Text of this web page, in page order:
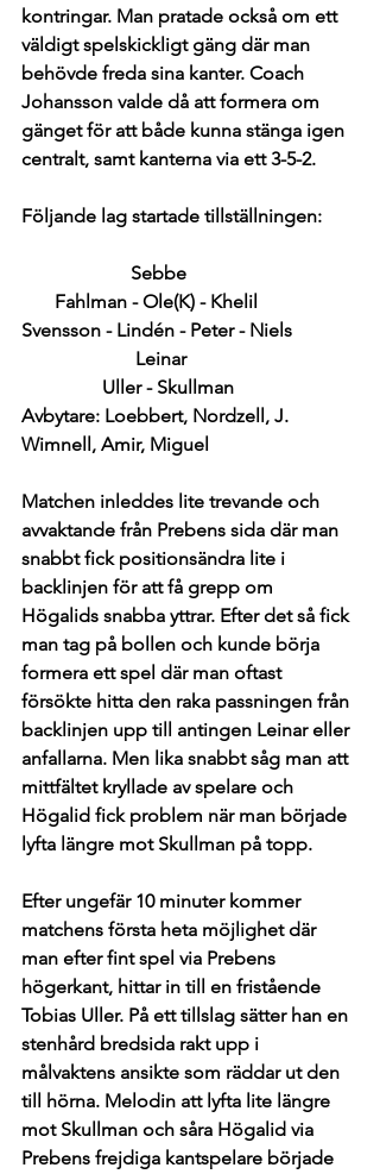
kontringar. Man pratade också om ett
väldigt spelskickligt gäng där man
behövde freda sina kanter. Coach
Johansson valde då att formera om
gänget för att både kunna stänga igen
centralt, samt kanterna via ett 3-5-2.
Följande lag startade tillställningen:
                       Sebbe
       Fahlman - Ole(K) - Khelil
Svensson - Lindén - Peter - Niels
                        Leinar
                 Uller - Skullman
Avbytare: Loebbert, Nordzell, J.
Wimnell, Amir, Miguel
Matchen inleddes lite trevande och
avvaktande från Prebens sida där man
snabbt fick positionsändra lite i
backlinjen för att få grepp om
Högalids snabba yttrar. Efter det så fick
man tag på bollen och kunde börja
formera ett spel där man oftast
försökte hitta den raka passningen från
backlinjen upp till antingen Leinar eller
anfallarna. Men lika snabbt såg man att
mittfältet kryllade av spelare och
Högalid fick problem när man började
lyfta längre mot Skullman på topp.
Efter ungefär 10 minuter kommer
matchens första heta möjlighet där
man efter fint spel via Prebens
högerkant, hittar in till en fristående
Tobias Uller. På ett tillslag sätter han en
stenhård bredsida rakt upp i
målvaktens ansikte som räddar ut den
till hörna. Melodin att lyfta lite längre
mot Skullman och såra Högalid via
Prebens frejdiga kantspelare började